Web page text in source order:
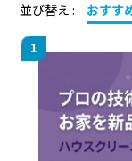
並び替え :
おすす
1